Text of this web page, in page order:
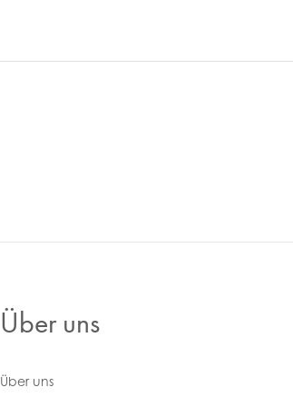
Über uns
Über uns